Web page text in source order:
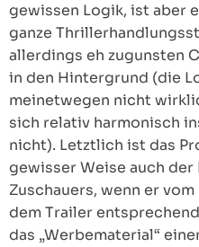
gewissen Logik, ist aber
ganze
allerdings eh zugunsten
in den Hintergrund (die
meinetwegen nicht
sich relativ harmonisch
nicht). Letztlich ist das
gewisser Weise auch
Zuschauers, wenn er
dem Trailer
das „Werbematerial“